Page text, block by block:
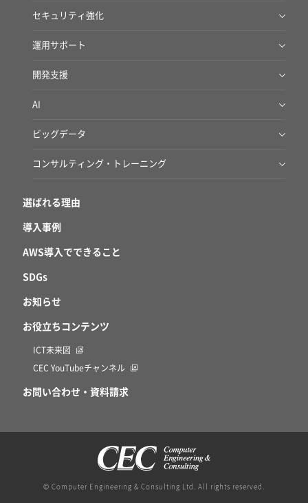
AWS移行サービス
政府向けクラウド・OSS AWS移行サービス
ハイブリッドクラウドスターターパック on AWS
AWSアセスメントサービス
セキュリティ強化
閉域網接続サービス
運用サポート
開発支援
AI
Amazon Quick伴走支援サービス
ビッグデータ
コンサルティング・トレーニング
アプリケーション移行アセスメントサービス for AWS
選ばれる理由
導入事例
AWS導入でできること
SDGs
お知らせ
お役立ちコンテンツ
ICT未来図
CEC YouTubeチャンネル
お問い合わせ・資料請求
© Computer Engineering & Consulting Ltd. All rights reserved.